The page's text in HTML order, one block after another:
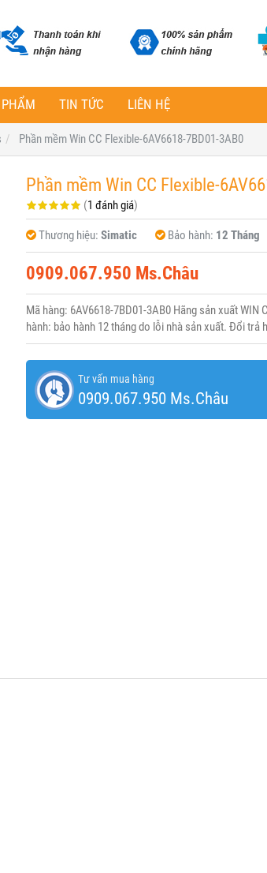
PHẨM TIN TỨC LIÊN HỆ
Phần mềm Win CC Flexible-6AV6618-7BD01-3AB0
Phần mềm Win CC Flexible-
(1 đánh giá)
Thương hiệu: Simatic Bảo hành: 12 Tháng
0909.067.950 Ms.Châu
Mã hàng: 6AV6618-7BD01-3AB0 Hãng sản xuất
hành: bảo hành 12 tháng do lỗi nhà sản xuất. Đổi trả
Tư vấn mua hàng
0909.067.950 Ms.Châu